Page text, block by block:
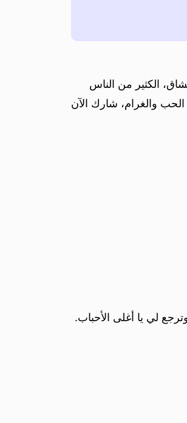
الكثير من الناس
والغرام، شارك الآن
لي يا أغلى الأحباب.